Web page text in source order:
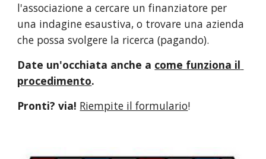
l'associazione a cercare un finanziatore per
una indagine esaustiva, o trovare una azienda
che possa svolgere la ricerca (pagando).
Date un'occhiata anche a come funziona il
procedimento.
Pronti? via! Riempite il formulario!